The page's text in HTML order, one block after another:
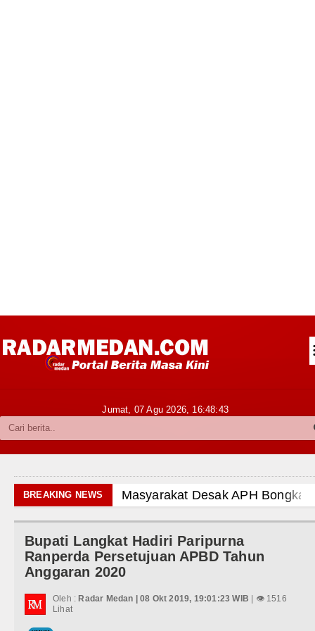
Kabupaten Karo
Politik
Hiburan
Olahraga
Jumat, 07 Agu 2026, 16:48:44
BREAKING NEWSMasyarakat Desak APH Bongkar
Dewan Usul BUMD Sumut Kelola
Dugaan Penyimpangan Dana BOS TA
Bupati Langkat Hadiri Paripurna
Ranperda Persetujuan APBD Tahun
Anggaran 2020
Oleh : Radar Medan | 08 Okt 2019, 19:01:23 WIB | 👁 1516
Lihat